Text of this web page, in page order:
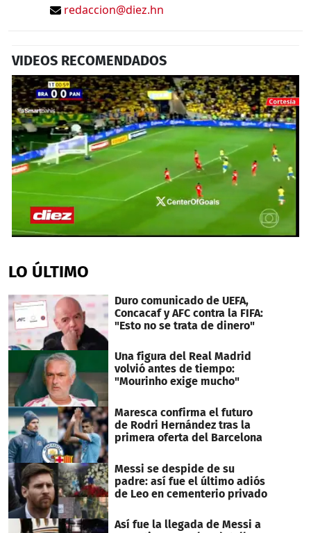
redaccion@diez.hn
VIDEOS RECOMENDADOS
of
2
53
seconds
LO ÚLTIMO
Duro comunicado de UEFA,
Concacaf y AFC contra la FIFA:
"Esto no se trata de dinero"
Una figura del Real Madrid
volvió antes de tiempo:
"Mourinho exige mucho"
Maresca confirma el futuro
de Rodri Hernández tras la
primera oferta del Barcelona
Messi se despide de su
padre: así fue el último adiós
de Leo en cementerio privado
Así fue la llegada de Messi a